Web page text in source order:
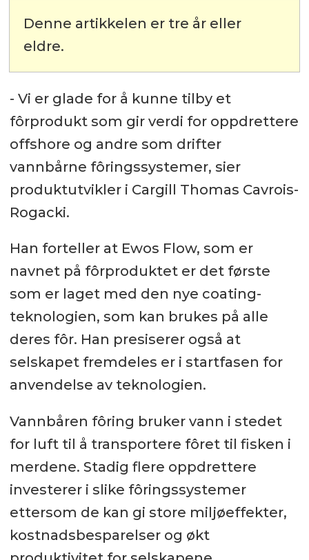
Denne artikkelen er tre år eller
eldre.
- Vi er glade for å kunne tilby et
fôrprodukt som gir verdi for oppdrettere
offshore og andre som drifter
vannbårne fôringssystemer, sier
produktutvikler i Cargill Thomas Cavrois-
Rogacki.
Han forteller at Ewos Flow, som er
navnet på fôrproduktet er det første
som er laget med den nye coating-
teknologien, som kan brukes på alle
deres fôr. Han presiserer også at
selskapet fremdeles er i startfasen for
anvendelse av teknologien.
Vannbåren fôring bruker vann i stedet
for luft til å transportere fôret til fisken i
merdene. Stadig flere oppdrettere
investerer i slike fôringssystemer
ettersom de kan gi store miljøeffekter,
kostnadsbesparelser og økt